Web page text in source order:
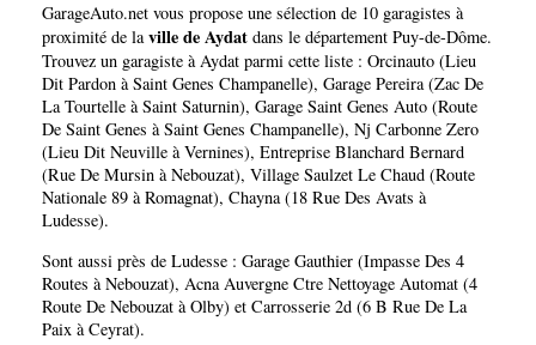
GarageAuto.net vous propose une sélection de 10 garagistes à
proximité de laville de Aydat dans le département Puy-de-Dôme.
Trouvez un garagiste à Aydat parmi cette liste : Orcinauto (Lieu
Dit Pardon à Saint Genes Champanelle), Garage Pereira (Zac De
La Tourtelle à Saint Saturnin), Garage Saint Genes Auto (Route
De Saint Genes à Saint Genes Champanelle), Nj Carbonne Zero
(Lieu Dit Neuville à Vernines), Entreprise Blanchard Bernard
(Rue De Mursin à Nebouzat), Village Saulzet Le Chaud (Route
Nationale 89 à Romagnat), Chayna (18 Rue Des Avats à
Ludesse).
Sont aussi près de Ludesse : Garage Gauthier (Impasse Des 4
Routes à Nebouzat), Acna Auvergne Ctre Nettoyage Automat (4
Route De Nebouzat à Olby) et Carrosserie 2d (6 B Rue De La
Paix à Ceyrat).